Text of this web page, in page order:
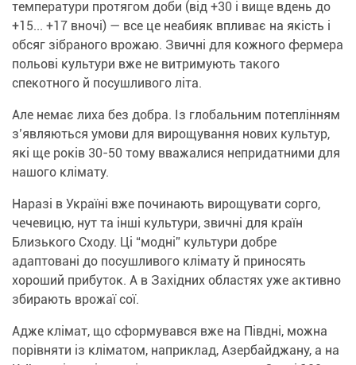
температури протягом доби (від +30 і вище вдень до
+15... +17 вночі) — все це неабияк впливає на якість і
обсяг зібраного врожаю. Звичні для кожного фермера
польові культури вже не витримують такого
спекотного й посушливого літа.
Але немає лиха без добра. Із глобальним потеплінням
з’являються умови для вирощування нових культур,
які ще років 30-50 тому вважалися непридатними для
нашого клімату.
Наразі в Україні вже починають вирощувати сорго,
чечевицю, нут та інші культури, звичні для країн
Близького Сходу. Ці “модні” культури добре
адаптовані до посушливого клімату й приносять
хороший прибуток. А в Західних областях уже активно
збирають врожаї сої.
Адже клімат, що сформувався вже на Півдні, можна
порівняти із кліматом, наприклад, Азербайджану, а на